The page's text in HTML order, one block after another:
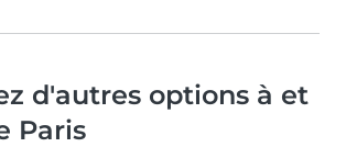
d'autres options à et
Paris